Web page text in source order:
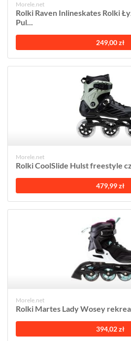
Morele.net
Rolki Raven Inlineskates Rolki
Pul...
249,00 zł
Morele.net
Rolki CoolSlide Hulst freestyle
479,99 zł
Morele.net
Rolki Martes Lady Wosey
394,02 zł